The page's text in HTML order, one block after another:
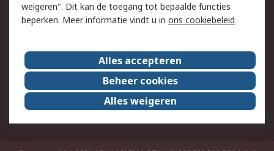
Algemene
verkoopvoorwaarden
Over RS
RS Group
Over ons
RS wereldwijd
Werken bij RS
ESG
weigeren". Dit kan de toegang tot bepaalde functies
beperken. Meer informatie vindt u in ons cookiebeleid
Alles accepteren
Beheer cookies
Alles weigeren